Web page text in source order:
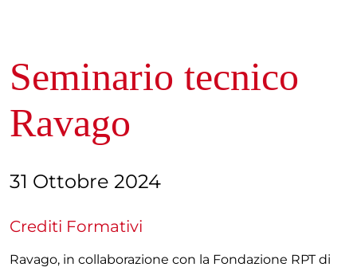
Seminario tecnico
Ravago
31 Ottobre 2024
Crediti Formativi
Ravago, in collaborazione con la Fondazione RPT di